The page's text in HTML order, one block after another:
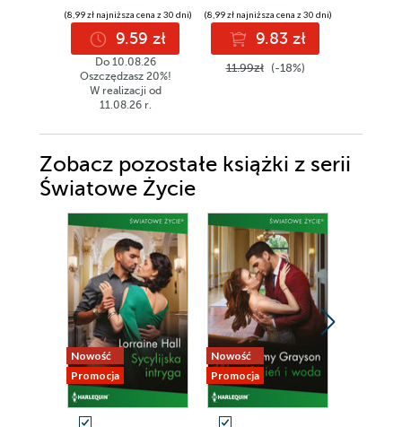
(8,99 zł najniższa cena z 30 dni)
9.59 zł
Do 10.08.26
Oszczędzasz 20%!
W realizacji od
11.08.26 r.
(8,99 zł najniższa cena z 30 dni)
9.83 zł
11.99zł (-18%)
Zobacz pozostałe książki z serii
Światowe Życie
Nowość
Promocja
Nowość
Promocja